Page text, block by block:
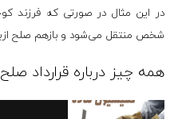
در این مثال در صورتی‌ که فرزند
شخص منتقل می‌شود و بازهم صلح
همه چیز درباره قرارداد صلح